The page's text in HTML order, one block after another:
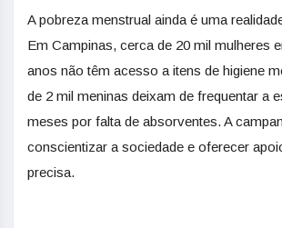
A pobreza menstrual ainda é uma
Em Campinas, cerca de 20 mil mulheres
anos não têm acesso a itens de higiene
de 2 mil meninas deixam de frequentar a
meses por falta de absorventes. A
conscientizar a sociedade e oferecer
precisa.